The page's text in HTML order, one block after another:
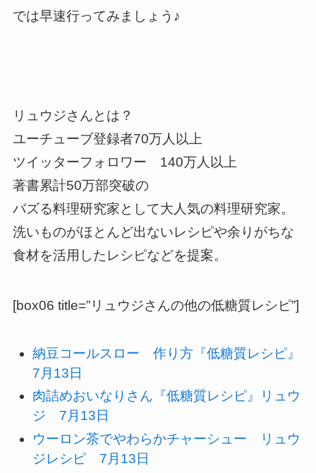
では早速行ってみましょう♪
リュウジさんとは？
ユーチューブ登録者70万人以上
ツイッターフォロワー 140万人以上
著書累計50万部突破の
バズる料理研究家として大人気の料理研究家。
洗いものがほとんど出ないレシピや余りがちな
食材を活用したレシピなどを提案。
[box06 title=”リュウジさんの他の低糖質レシピ”]
納豆コールスロー 作り方『低糖質レシピ』
7月13日
肉詰めおいなりさん『低糖質レシピ』リュウ
ジ 7月13日
ウーロン茶でやわらかチャーシュー リュウ
ジレシピ 7月13日